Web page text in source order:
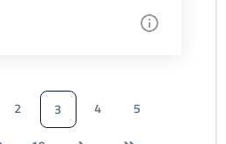
2 3 4
5